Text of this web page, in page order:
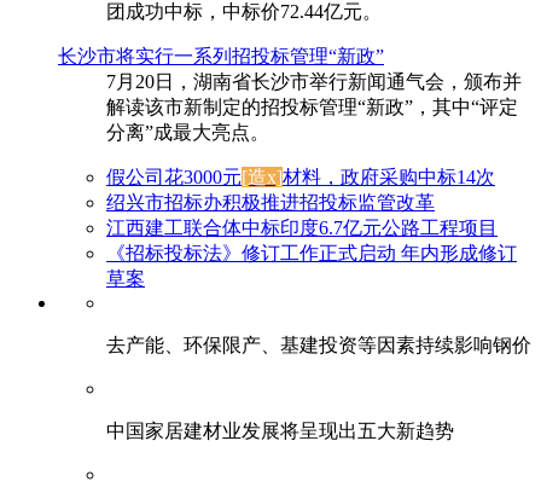
团成功中标，中标价72.44亿元。
长沙市将实行一系列招投标管理“新政”
7月20日，湖南省长沙市举行新闻通气会，颁布并
解读该市新制定的招投标管理“新政”，其中“评定
分离”成最大亮点。
假公司花3000元[造x]材料，政府采购中标14次
绍兴市招标办积极推进招投标监管改革
江西建工联合体中标印度6.7亿元公路工程项目
《招标投标法》修订工作正式启动 年内形成修订
草案
去产能、环保限产、基建投资等因素持续影响钢价
中国家居建材业发展将呈现出五大新趋势